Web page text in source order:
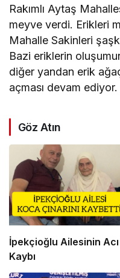
Rakımlı Aytaş
meyve verdi. Erikleri
Mahalle Sakinleri
Bazi eriklerin
diğer yandan erik
açması devam ediyor.
Göz Atın
İpekçioğlu Ailesinin Acı
Kaybı